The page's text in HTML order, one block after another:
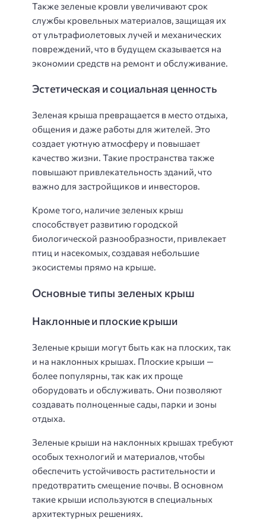
Также зеленые кровли увеличивают срок
службы кровельных материалов, защищая их
от ультрафиолетовых лучей и механических
повреждений, что в будущем сказывается на
экономии средств на ремонт и обслуживание.
Эстетическая и социальная ценность
Зеленая крыша превращается в место отдыха,
общения и даже работы для жителей. Это
создает уютную атмосферу и повышает
качество жизни. Такие пространства также
повышают привлекательность зданий, что
важно для застройщиков и инвесторов.
Кроме того, наличие зеленых крыш
способствует развитию городской
биологической разнообразности, привлекает
птиц и насекомых, создавая небольшие
экосистемы прямо на крыше.
Основные типы зеленых крыш
Наклонные и плоские крыши
Зеленые крыши могут быть как на плоских, так
и на наклонных крышах. Плоские крыши —
более популярны, так как их проще
оборудовать и обслуживать. Они позволяют
создавать полноценные сады, парки и зоны
отдыха.
Зеленые крыши на наклонных крышах требуют
особых технологий и материалов, чтобы
обеспечить устойчивость растительности и
предотвратить смещение почвы. В основном
такие крыши используются в специальных
архитектурных решениях.